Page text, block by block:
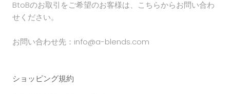
BtoBのお取引をご希望のお客様は、こちらからお問い合わ
せください。
お問い合わせ先：info@a-blends.com
ショッピング規約